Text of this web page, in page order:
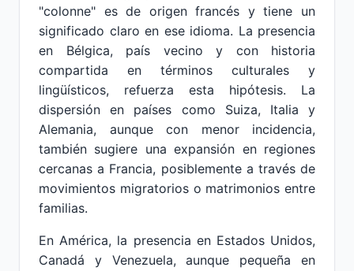
"colonne" es de origen francés y tiene un
significado claro en ese idioma. La presencia
en Bélgica, país vecino y con historia
compartida en términos culturales y
lingüísticos, refuerza esta hipótesis. La
dispersión en países como Suiza, Italia y
Alemania, aunque con menor incidencia,
también sugiere una expansión en regiones
cercanas a Francia, posiblemente a través de
movimientos migratorios o matrimonios entre
familias.
En América, la presencia en Estados Unidos,
Canadá y Venezuela, aunque pequeña en